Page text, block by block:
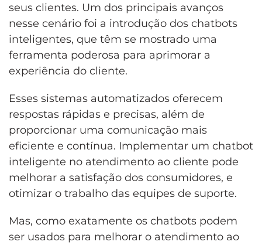
seus clientes. Um dos principais avanços
nesse cenário foi a introdução dos chatbots
inteligentes, que têm se mostrado uma
ferramenta poderosa para aprimorar a
experiência do cliente.
Esses sistemas automatizados oferecem
respostas rápidas e precisas, além de
proporcionar uma comunicação mais
eficiente e contínua. Implementar um chatbot
inteligente no atendimento ao cliente pode
melhorar a satisfação dos consumidores, e
otimizar o trabalho das equipes de suporte.
Mas, como exatamente os chatbots podem
ser usados para melhorar o atendimento ao